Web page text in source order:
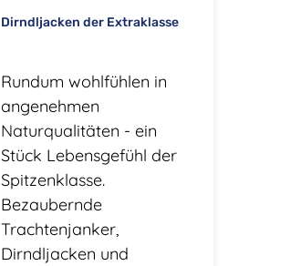
Dirndljacken der Extraklasse
Rundum wohlfühlen in
angenehmen
Naturqualitäten - ein
Stück Lebensgefühl der
Spitzenklasse.
Bezaubernde
Trachtenjanker,
Dirndljacken und